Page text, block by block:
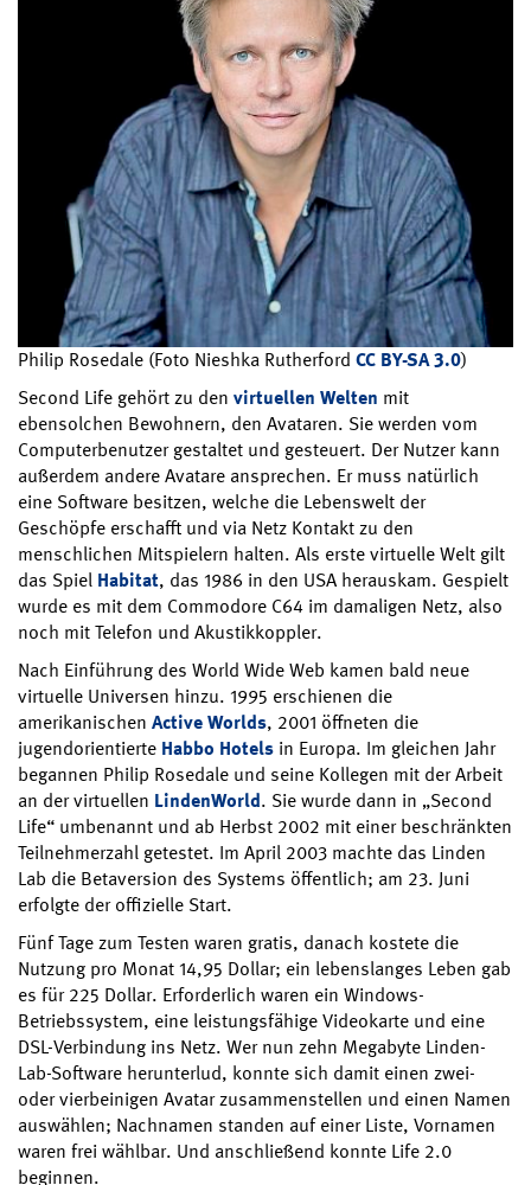
Philip Rosedale (Foto Nieshka Rutherford CC BY-SA 3.0)
Second Life gehört zu den virtuellen Welten mit
ebensolchen Bewohnern, den Avataren. Sie werden vom
Computerbenutzer gestaltet und gesteuert. Der Nutzer kann
außerdem andere Avatare ansprechen. Er muss natürlich
eine Software besitzen, welche die Lebenswelt der
Geschöpfe erschafft und via Netz Kontakt zu den
menschlichen Mitspielern halten. Als erste virtuelle Welt gilt
das Spiel Habitat, das 1986 in den USA herauskam. Gespielt
wurde es mit dem Commodore C64 im damaligen Netz, also
noch mit Telefon und Akustikkoppler.
Nach Einführung des World Wide Web kamen bald neue
virtuelle Universen hinzu. 1995 erschienen die
amerikanischen Active Worlds, 2001 öffneten die
jugendorientierte Habbo Hotels in Europa. Im gleichen Jahr
begannen Philip Rosedale und seine Kollegen mit der Arbeit
an der virtuellen LindenWorld. Sie wurde dann in „Second
Life“ umbenannt und ab Herbst 2002 mit einer beschränkten
Teilnehmerzahl getestet. Im April 2003 machte das Linden
Lab die Betaversion des Systems öffentlich; am 23. Juni
erfolgte der offizielle Start.
Fünf Tage zum Testen waren gratis, danach kostete die
Nutzung pro Monat 14,95 Dollar; ein lebenslanges Leben gab
es für 225 Dollar. Erforderlich waren ein Windows-
Betriebssystem, eine leistungsfähige Videokarte und eine
DSL-Verbindung ins Netz. Wer nun zehn Megabyte Linden-
Lab-Software herunterlud, konnte sich damit einen zwei-
oder vierbeinigen Avatar zusammenstellen und einen Namen
auswählen; Nachnamen standen auf einer Liste, Vornamen
waren frei wählbar. Und anschließend konnte Life 2.0
beginnen.